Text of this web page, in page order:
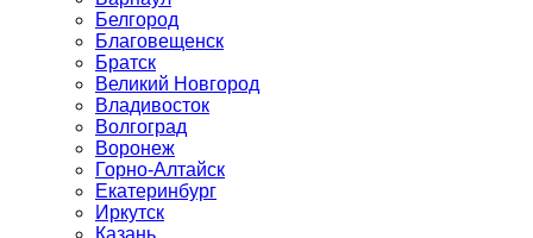
Белгород
Благовещенск
Братск
Великий Новгород
Владивосток
Волгоград
Воронеж
Горно-Алтайск
Екатеринбург
Иркутск
Казань